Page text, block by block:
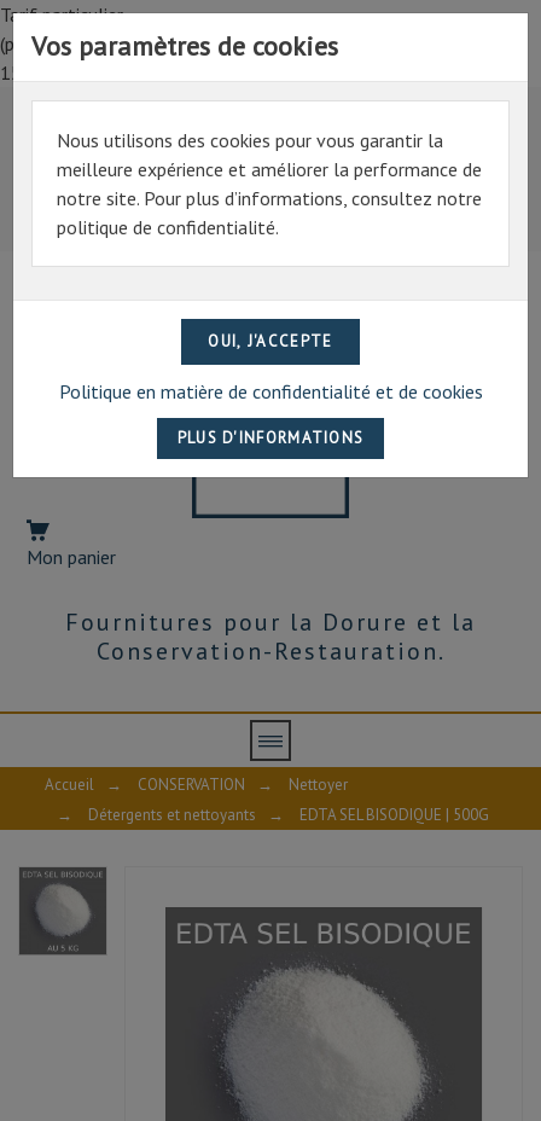
Tarif particulier,
(professionnel, connectez-vous pour bénéficier de la remise de
15%)
Tarif particulier,
(professionnel, connectez-vous pour bénéficier de la
remise de 15%)
07 69 94 13 47
Mon panier
Fournitures pour la Dorure et la
Conservation-Restauration.
Vos paramètres de cookies
Nous utilisons des cookies pour vous garantir la
meilleure expérience et améliorer la performance de
notre site. Pour plus d’informations, consultez notre
politique de confidentialité.
Politique en matière de confidentialité et de cookies
Accueil → CONSERVATION →
Nettoyer
→
Détergents et nettoyants → EDTA SEL BISODIQUE | 500G